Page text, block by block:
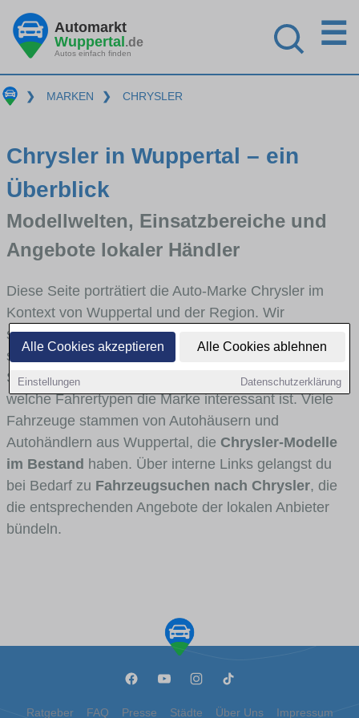
Alle Cookies akzeptieren Alle Cookies ablehnen
Einstellungen Datenschutzerklärung
Automarkt
Wuppertal.de
Autos einfach finden
☰
❯ MARKEN ❯ CHRYSLER
Chrysler in Wuppertal – ein
Überblick
Modellwelten, Einsatzbereiche und
Angebote lokaler Händler
Diese Seite porträtiert die Auto-Marke Chrysler im
Kontext von Wuppertal und der Region. Wir
skizzieren, in welchen Fahrzeugklassen Chrysler
stark vertreten ist, welche Modellreihen häufig im
Stadt- und Umlandverkehr zu sehen sind und für
welche Fahrertypen die Marke interessant ist. Viele
Fahrzeuge stammen von Autohäusern und
Autohändlern aus Wuppertal, die Chrysler-Modelle
im Bestand haben. Über interne Links gelangst du
bei Bedarf zu Fahrzeugsuchen nach Chrysler, die
die entsprechenden Angebote der lokalen Anbieter
bündeln.
Ratgeber FAQ Presse Städte Über Uns Impressum